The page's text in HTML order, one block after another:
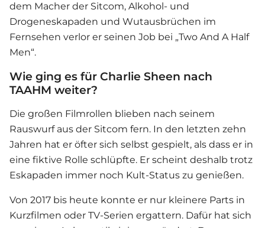
dem Macher der Sitcom, Alkohol- und
Drogeneskapaden und Wutausbrüchen im
Fernsehen verlor er seinen Job bei „Two And A Half
Men“.
Wie ging es für Charlie Sheen nach
TAAHM weiter?
Die großen Filmrollen blieben nach seinem
Rauswurf aus der Sitcom fern. In den letzten zehn
Jahren hat er öfter sich selbst gespielt, als dass er in
eine fiktive Rolle schlüpfte. Er scheint deshalb trotz
Eskapaden immer noch Kult-Status zu genießen.
Von 2017 bis heute konnte er nur kleinere Parts in
Kurzfilmen oder TV-Serien ergattern. Dafür hat sich